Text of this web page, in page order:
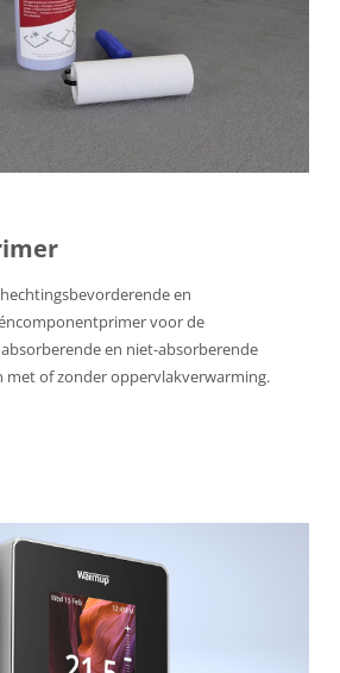
en
voor de
en niet-absorberende
met of zonder oppervlakverwarming.